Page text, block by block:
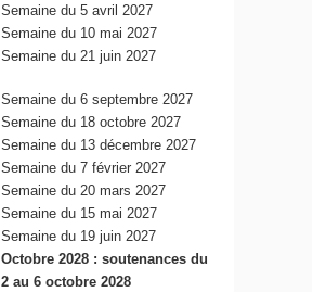
Semaine du 5 avril 2027
Semaine du 10 mai 2027
Semaine du 21 juin 2027
Semaine du 6 septembre 2027
Semaine du 18 octobre 2027
Semaine du 13 décembre 2027
Semaine du 7 février 2027
Semaine du 20 mars 2027
Semaine du 15 mai 2027
Semaine du 19 juin 2027
Octobre 2028 : soutenances du
2 au 6 octobre 2028